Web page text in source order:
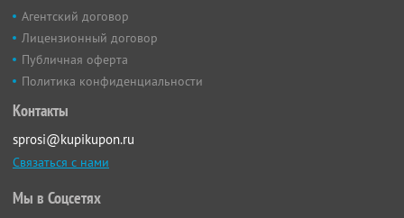
Агентский договор
Лицензионный договор
Публичная оферта
Политика конфиденциальности
Контакты
sprosi@kupikupon.ru
Связаться с нами
Мы в Соцсетях